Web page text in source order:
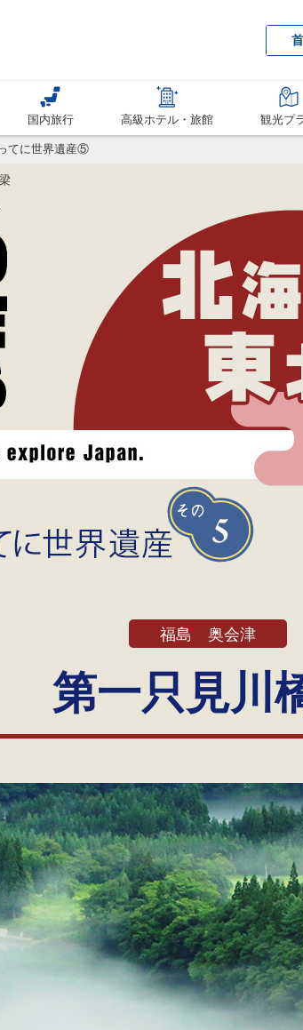
国内旅行 高級ホテル・旅館 観光プ
てに世界遺産⑤
福島 奥会津
第一只見川